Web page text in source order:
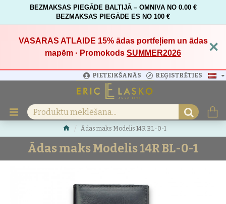
BEZMAKSAS PIEGĀDE BALTIJĀ – OMNIVA NO 0.00 €
BEZMAKSAS PIEGĀDE ES NO 100 €
VASARAS ATLAIDE 15%ādas portfeļiem un ādas
mapēm · Promokods SUMMER2026 ×
PIETEIKŠANĀS REĢISTRĒTIES
Ādas maks Modelis 14R BL-0-1
Ādas maks Modelis 14R BL-0-1